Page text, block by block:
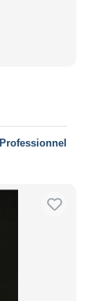
Professionnel